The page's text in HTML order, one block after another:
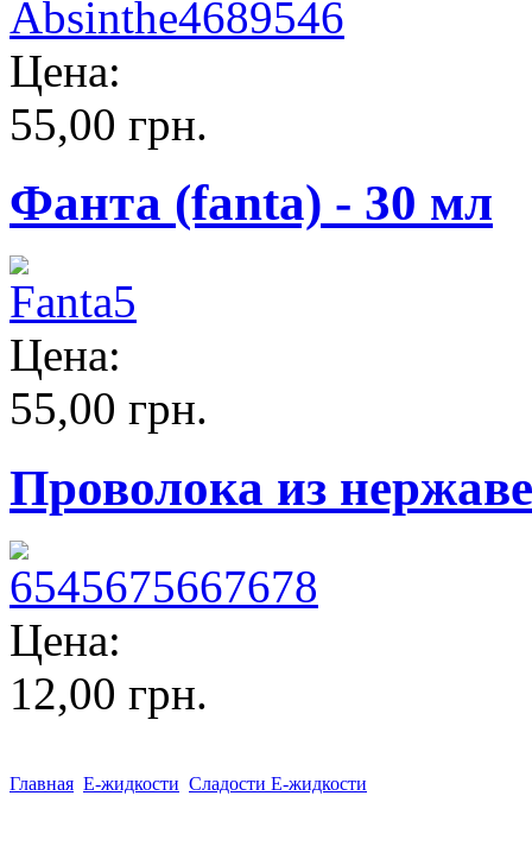
Цена:
55,00 грн.
Фанта (fanta) - 30 мл
Цена:
55,00 грн.
Проволока из
Цена:
12,00 грн.
Главная Е-жидкости Сладости Е-жидкости